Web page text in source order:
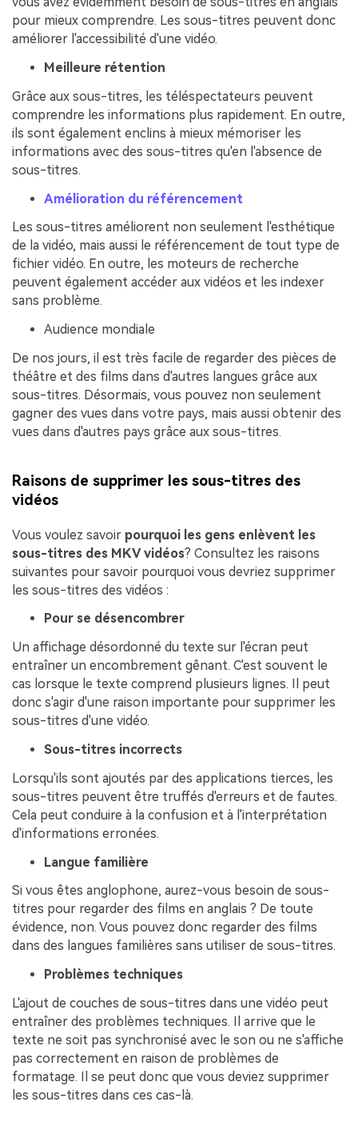
pour mieux comprendre. Les sous-titres peuvent donc
améliorer l'accessibilité d'une vidéo.
Meilleure rétention
Grâce aux sous-titres, les téléspectateurs peuvent
comprendre les informations plus rapidement. En outre,
ils sont également enclins à mieux mémoriser les
informations avec des sous-titres qu'en l'absence de
sous-titres.
Amélioration du référencement
Les sous-titres améliorent non seulement l'esthétique
de la vidéo, mais aussi le référencement de tout type de
fichier vidéo. En outre, les moteurs de recherche
peuvent également accéder aux vidéos et les indexer
sans problème.
Audience mondiale
De nos jours, il est très facile de regarder des pièces de
théâtre et des films dans d'autres langues grâce aux
sous-titres. Désormais, vous pouvez non seulement
gagner des vues dans votre pays, mais aussi obtenir des
vues dans d'autres pays grâce aux sous-titres.
Raisons de supprimer les sous-titres des
vidéos
Vous voulez savoir pourquoi les gens enlèvent les
sous-titres des MKVvidéos? Consultez les raisons
suivantes pour savoir pourquoi vous devriez supprimer
les sous-titres des vidéos :
Pour se désencombrer
Un affichage désordonné du texte sur l'écran peut
entraîner un encombrement gênant. C'est souvent le
cas lorsque le texte comprend plusieurs lignes. Il peut
donc s'agir d'une raison importante pour supprimer les
sous-titres d'une vidéo.
Sous-titres incorrects
Lorsqu'ils sont ajoutés par des applications tierces, les
sous-titres peuvent être truffés d'erreurs et de fautes.
Cela peut conduire à la confusion et à l'interprétation
d'informations erronées.
Langue familière
Si vous êtes anglophone, aurez-vous besoin de sous-
titres pour regarder des films en anglais ? De toute
évidence, non. Vous pouvez donc regarder des films
dans des langues familières sans utiliser de sous-titres.
Problèmes techniques
L'ajout de couches de sous-titres dans une vidéo peut
entraîner des problèmes techniques. Il arrive que le
texte ne soit pas synchronisé avec le son ou ne s'affiche
pas correctement en raison de problèmes de
formatage. Il se peut donc que vous deviez supprimer
les sous-titres dans ces cas-là.